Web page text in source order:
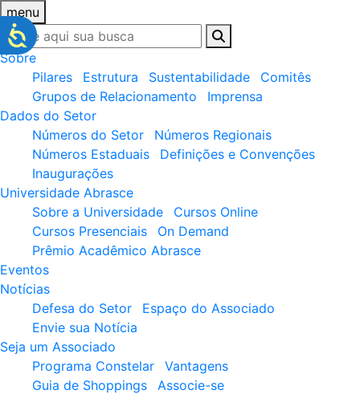
menu
Sobre
Pilares
Estrutura Sustentabilidade
Comitês
Grupos de Relacionamento
Imprensa
Dados do Setor
Números do Setor
Números Regionais
Números Estaduais
Definições e Convenções
Inaugurações
Universidade Abrasce
Sobre a Universidade
Cursos Online
Cursos Presenciais
On Demand
Prêmio Acadêmico Abrasce
Eventos
Notícias
Defesa do Setor
Espaço do Associado
Envie sua Notícia
Seja um Associado
Programa Constelar
Vantagens
Guia de Shoppings
Associe-se